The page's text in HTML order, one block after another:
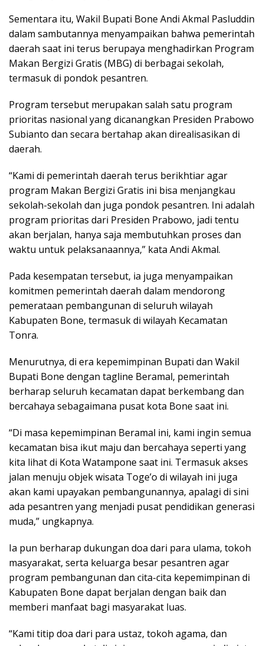
Sementara itu, Wakil Bupati Bone Andi Akmal Pasluddin
dalam sambutannya menyampaikan bahwa pemerintah
daerah saat ini terus berupaya menghadirkan Program
Makan Bergizi Gratis (MBG) di berbagai sekolah,
termasuk di pondok pesantren.
Program tersebut merupakan salah satu program
prioritas nasional yang dicanangkan Presiden Prabowo
Subianto dan secara bertahap akan direalisasikan di
daerah.
“Kami di pemerintah daerah terus berikhtiar agar
program Makan Bergizi Gratis ini bisa menjangkau
sekolah-sekolah dan juga pondok pesantren. Ini adalah
program prioritas dari Presiden Prabowo, jadi tentu
akan berjalan, hanya saja membutuhkan proses dan
waktu untuk pelaksanaannya,” kata Andi Akmal.
Pada kesempatan tersebut, ia juga menyampaikan
komitmen pemerintah daerah dalam mendorong
pemerataan pembangunan di seluruh wilayah
Kabupaten Bone, termasuk di wilayah Kecamatan
Tonra.
Menurutnya, di era kepemimpinan Bupati dan Wakil
Bupati Bone dengan tagline Beramal, pemerintah
berharap seluruh kecamatan dapat berkembang dan
bercahaya sebagaimana pusat kota Bone saat ini.
“Di masa kepemimpinan Beramal ini, kami ingin semua
kecamatan bisa ikut maju dan bercahaya seperti yang
kita lihat di Kota Watampone saat ini. Termasuk akses
jalan menuju objek wisata Toge’o di wilayah ini juga
akan kami upayakan pembangunannya, apalagi di sini
ada pesantren yang menjadi pusat pendidikan generasi
muda,” ungkapnya.
Ia pun berharap dukungan doa dari para ulama, tokoh
masyarakat, serta keluarga besar pesantren agar
program pembangunan dan cita-cita kepemimpinan di
Kabupaten Bone dapat berjalan dengan baik dan
memberi manfaat bagi masyarakat luas.
“Kami titip doa dari para ustaz, tokoh agama, dan